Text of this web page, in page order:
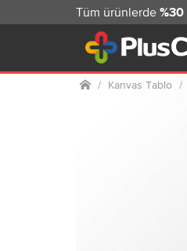
Tüm ürünlerde %30
Ana sayfa
Kanvas Tablo